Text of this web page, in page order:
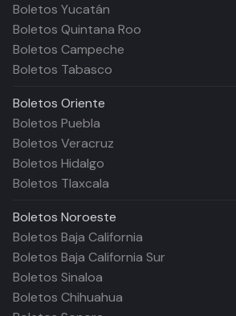
Boletos Yucatán
Boletos Quintana Roo
Boletos Campeche
Boletos Tabasco
Boletos Oriente
Boletos Puebla
Boletos Veracruz
Boletos Hidalgo
Boletos Tlaxcala
Boletos Noroeste
Boletos Baja California
Boletos Baja California Sur
Boletos Sinaloa
Boletos Chihuahua